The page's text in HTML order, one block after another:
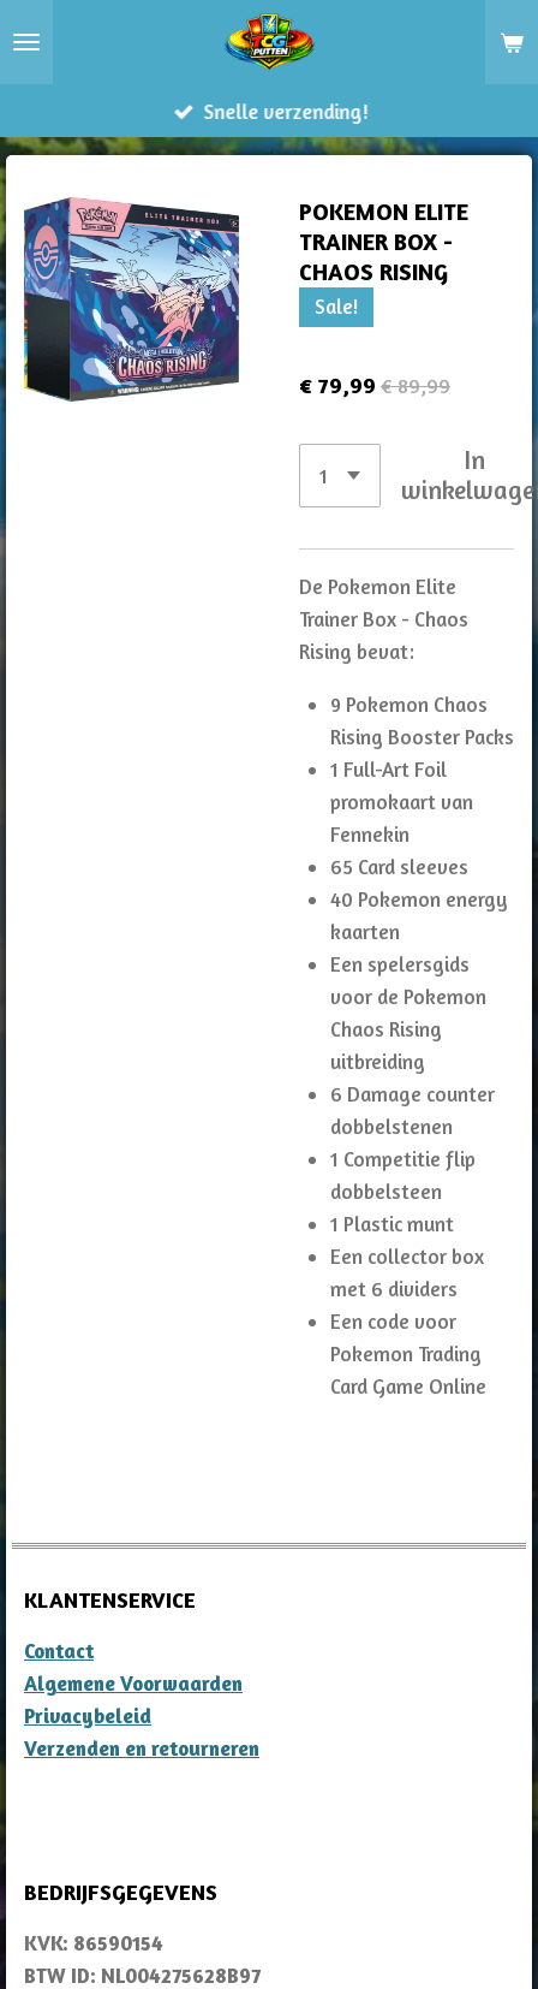
hoofdinhoud
Snelle verzending!
POKEMON ELITE
TRAINER BOX -
CHAOS RISING
Sale!
€ 79,99 € 89,99
In
De Pokemon Elite
Trainer Box - Chaos
Rising bevat:
9 Pokemon Chaos
Rising Booster Packs
1 Full-Art Foil
promokaart van
Fennekin
65 Card sleeves
40 Pokemon energy
kaarten
Een spelersgids
voor de Pokemon
Chaos Rising
uitbreiding
6 Damage counter
dobbelstenen
1 Competitie flip
dobbelsteen
1 Plastic munt
Een collector box
met 6 dividers
Een code voor
Pokemon Trading
Card Game Online
KLANTENSERVICE
Contact
Algemene Voorwaarden
Privacybeleid
Verzenden en retourneren
BEDRIJFSGEGEVENS
KVK: 86590154
BTW ID: NL004275628B97